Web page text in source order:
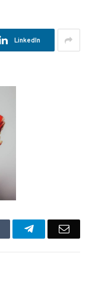
LinkedIn
Tumblr Telegram